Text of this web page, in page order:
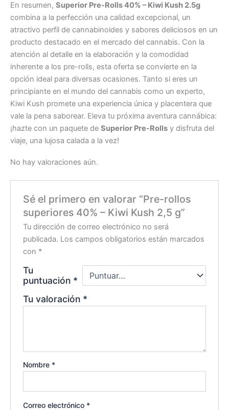
En resumen, Superior Pre-Rolls 40% – Kiwi Kush 2.5g
combina a la perfección una calidad excepcional, un
atractivo perfil de cannabinoides y sabores deliciosos en un
producto destacado en el mercado del cannabis. Con la
atención al detalle en la elaboración y la comodidad
inherente a los pre-rolls, esta oferta se convierte en la
opción ideal para diversas ocasiones. Tanto si eres un
principiante en el mundo del cannabis como un experto,
Kiwi Kush promete una experiencia única y placentera que
vale la pena saborear. Eleva tu próxima aventura cannábica:
¡hazte con un paquete de Superior Pre-Rolls y disfruta del
viaje, una lujosa calada a la vez!
No hay valoraciones aún.
Sé el primero en valorar “Pre-rollos
superiores 40% – Kiwi Kush 2,5 g”
Tu dirección de correo electrónico no será
publicada. Los campos obligatorios están marcados
con *
Tu
puntuación *
Tu valoración *
Nombre *
Correo electrónico *